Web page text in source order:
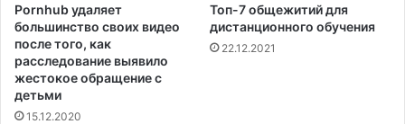
Pornhub удаляет
большинство своих видео
после того, как
расследование выявило
жестокое обращение с
детьми
15.12.2020
Топ-7 общежитий для
дистанционного обучения
22.12.2021